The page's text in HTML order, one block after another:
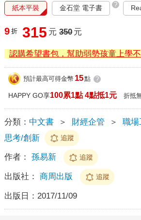
紙本平裝 金石堂 電子書 ?
9 折 315 元 350 元
認購希望書包，幫助弱勢孩童上學不
預計最高可得金幣 15點 ?
HAPPY GO享100累1點 4點抵1元 折抵
分類： 中文書 ＞ 財經企管 ＞ 職場
思考/創新
追蹤
作者： 孫易新 追蹤
出版社： 商周出版 追蹤
出版日： 2017/11/09